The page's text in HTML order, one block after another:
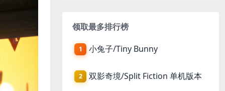
领取最多排行榜
1 小兔子/Tiny Bunny
2 双影奇境/Split Fiction 单机版本